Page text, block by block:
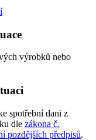
výrobků nebo
spotřební dani z
dle zákona č.
pozdějších předpisů.